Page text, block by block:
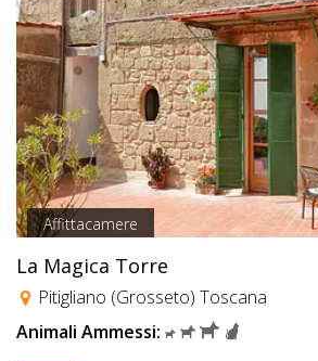
Affittacamere
La Magica Torre
Pitigliano (Grosseto) Toscana
Animali Ammessi: